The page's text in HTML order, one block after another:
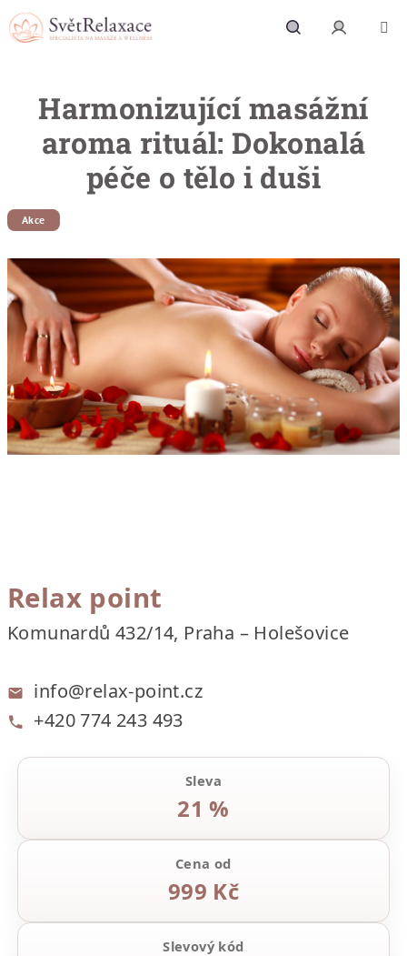
Relax point
Komunardů 432/14, Praha – Holešovice
info@relax-point.cz
+420 774 243 493
Sleva
21 %
Cena od
999 Kč
Slevový kód
Harmonizující masážní
aroma rituál: Dokonalá
péče o tělo i duši
Akce